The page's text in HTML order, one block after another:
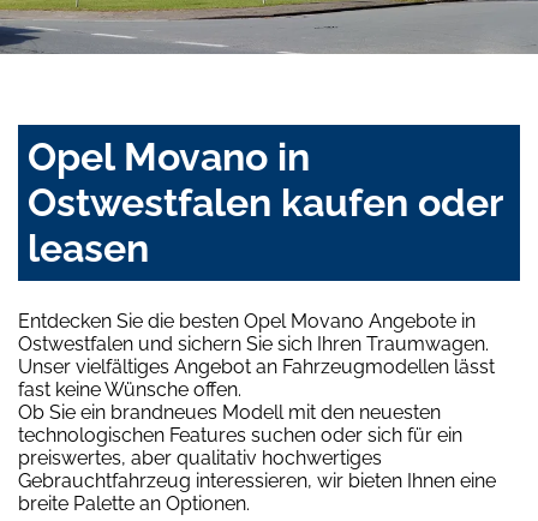
Opel Movano in
Ostwestfalen kaufen oder
leasen
Entdecken Sie die besten Opel Movano Angebote in
Ostwestfalen und sichern Sie sich Ihren Traumwagen.
Unser vielfältiges Angebot an Fahrzeugmodellen lässt
fast keine Wünsche offen.
Ob Sie ein brandneues Modell mit den neuesten
technologischen Features suchen oder sich für ein
preiswertes, aber qualitativ hochwertiges
Gebrauchtfahrzeug interessieren, wir bieten Ihnen eine
breite Palette an Optionen.